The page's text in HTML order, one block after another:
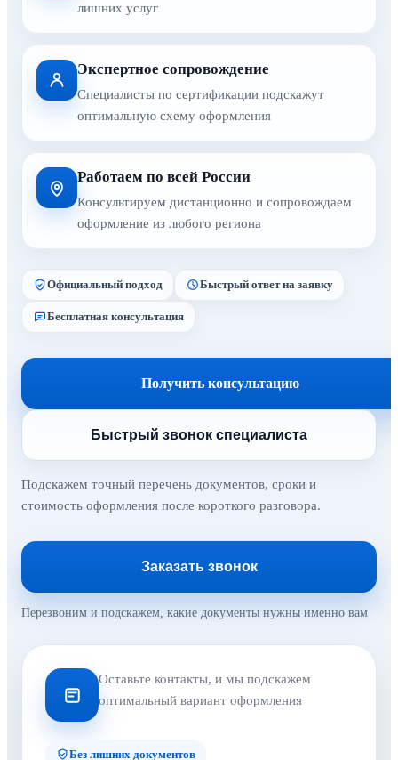
лишних услуг
Экспертное сопровождение
Специалисты по сертификации подскажут
оптимальную схему оформления
Работаем по всей России
Консультируем дистанционно и сопровождаем
оформление из любого региона
Официальный подход Быстрый ответ на заявку
Бесплатная консультация
Получить консультацию
Быстрый звонок специалиста
Подскажем точный перечень документов, сроки и
стоимость оформления после короткого разговора.
Заказать звонок
Перезвоним и подскажем, какие документы нужны именно вам
Оставьте контакты, и мы подскажем
оптимальный вариант оформления
Без лишних документов